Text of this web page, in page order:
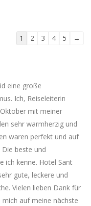
Navigation
1 2 3 4 5
→
eine große
Ich, Reiseleiterin
mit meiner
sehr warmherzig und
waren perfekt und auf
beste und
ich kenne. Hotel Sant
gute, leckere und
Vielen lieben Dank für
auf meine nächste